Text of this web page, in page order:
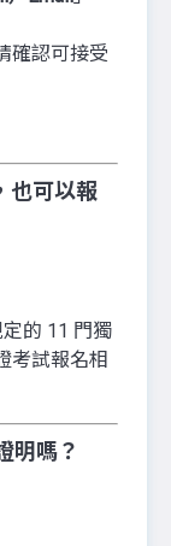
確認可接受
也可以報
的 11 門獨
考試報名相
明嗎？